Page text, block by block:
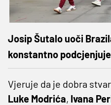
Josip Šutalo uoči
konstantno
Vjeruje da je dobra
Luke Modrića, Ivana